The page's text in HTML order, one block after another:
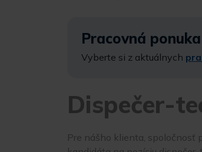
Pracovná
Vyberte si z aktuálnych
Dispečer-
Pre nášho klienta, spoločnosť